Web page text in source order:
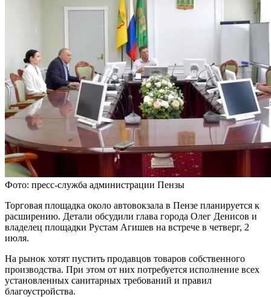
Фото: пресс-служба администрации Пензы
Торговая площадка около автовокзала в Пензе планируется к
расширению. Детали обсудили глава города Олег Денисов и
владелец площадки Рустам Агишев на встрече в четверг, 2
июля.
На рынок хотят пустить продавцов товаров собственного
производства. При этом от них потребуется исполнение всех
установленных санитарных требований и правил
благоустройства.